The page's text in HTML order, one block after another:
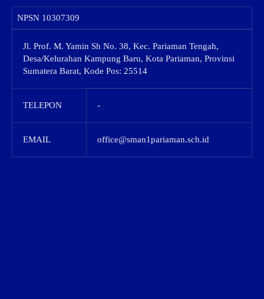
NPSN 10307309
Jl. Prof. M. Yamin Sh No. 38, Kec. Pariaman Tengah,
Desa/Kelurahan Kampung Baru, Kota Pariaman, Provinsi
Sumatera Barat, Kode Pos: 25514
TELEPON -
EMAIL office@sman1pariaman.sch.id